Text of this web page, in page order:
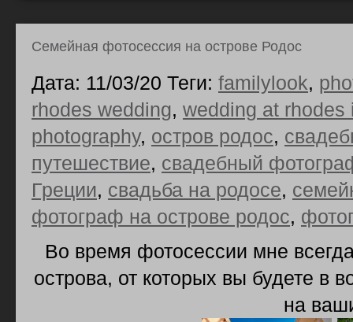
Семейная фотосессия на острове Родос
Дата: 11/03/20 Теги: familylook,
rhodes wedding, wedding at rhodes
photography, остров родос,
путешествие, свадебный
Греции, свадьба на родосе,
фотограф на острове родос,
Во время фотосессии мне
острова, от которых вы будете в
на